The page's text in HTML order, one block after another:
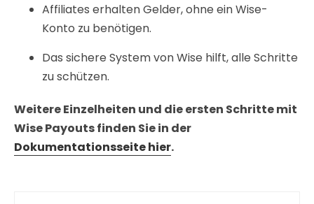
Affiliates erhalten Gelder, ohne ein Wise-
Konto zu benötigen.
Das sichere System von Wise hilft, alle Schritte
zu schützen.
Weitere Einzelheiten und die ersten Schritte mit
Wise Payouts finden Sie in der
Dokumentationsseite hier.